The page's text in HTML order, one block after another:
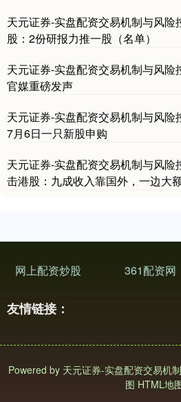
天元证券-实盘配资交易机制与风险
股：2份研报力推一股（名单）
天元证券-实盘配资交易机制与风险
官媒重磅发声
天元证券-实盘配资交易机制与风险
7月6日一只新股申购
天元证券-实盘配资交易机制与风险
击港股：九成收入靠国外，一边大
网上配资炒股 361配资网
友情链接：
Powered by 天元证券-实盘配资交易机
图 HTML地